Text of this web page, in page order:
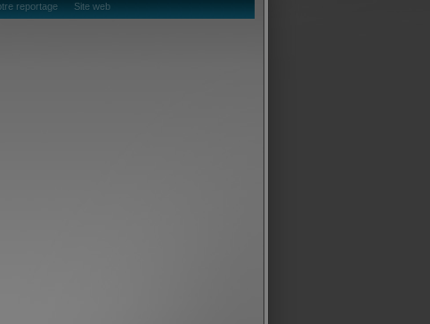
reportage Site web